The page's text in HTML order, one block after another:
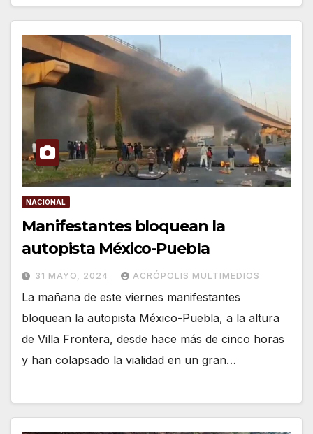
NACIONAL
Manifestantes bloquean la
autopista México-Puebla
31 MAYO, 2024 ACRÓPOLIS MULTIMEDIOS
La mañana de este viernes manifestantes
bloquean la autopista México-Puebla, a la altura
de Villa Frontera, desde hace más de cinco horas
y han colapsado la vialidad en un gran…